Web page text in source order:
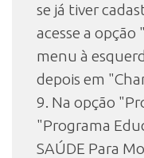
se já tiver
acesse a opção
menu à
depois em
9. Na opção
"Programa
SAÚDE Para